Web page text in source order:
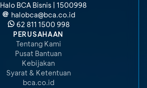
Halo BCA Bisnis | 1500998
halobca@bca.co.id
62 811 1500 998
PERUSAHAAN
Tentang Kami
Pusat Bantuan
Kebijakan
Syarat & Ketentuan
bca.co.id